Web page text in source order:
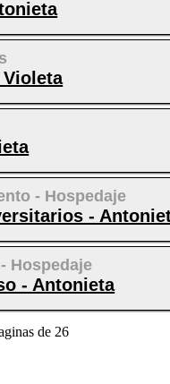
- Hospedaje
-
Hospedaje
- Antonieta
de 26